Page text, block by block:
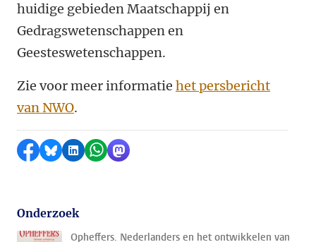
huidige gebieden Maatschappij en
Gedragswetenschappen en
Geesteswetenschappen.
Zie voor meer informatie het persbericht
van NWO.
Delen op Facebook
Delen via Bluesky
Delen op LinkedIn
Delen via WhatsApp
Delen via Mastodon
Onderzoek
Opheffers. Nederlanders en het ontwikkelen van